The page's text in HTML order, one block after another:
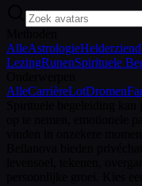
AlleAstrologie
LezingRunenSpirituele
AlleCarrièreLotDromen